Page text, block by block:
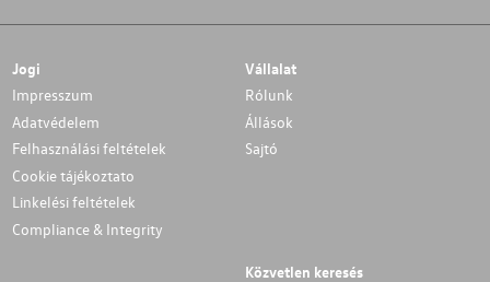
Jogi
Impresszum
Adatvédelem
Felhasználási feltételek
Cookie tájékoztato
Linkelési feltételek
Compliance & Integrity
Vállalat
Rólunk
Állások
Sajtó
Közvetlen keresés